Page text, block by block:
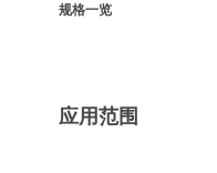
规格一览
应用范围